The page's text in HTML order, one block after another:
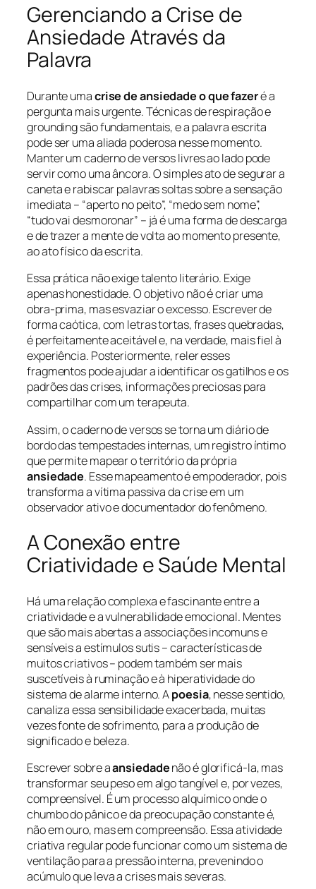
Gerenciando a Crise de
Ansiedade Através da
Palavra
Durante umacrise de ansiedade o que fazeré a
pergunta mais urgente. Técnicas de respiração e
grounding são fundamentais, e a palavra escrita
pode ser uma aliada poderosa nesse momento.
Manter um caderno de versos livres ao lado pode
servir como uma âncora. O simples ato de segurar a
caneta e rabiscar palavras soltas sobre a sensação
imediata – “aperto no peito”, “medo sem nome”,
“tudo vai desmoronar” – já é uma forma de descarga
e de trazer a mente de volta ao momento presente,
ao ato físico da escrita.
Essa prática não exige talento literário. Exige
apenas honestidade. O objetivo não é criar uma
obra-prima, mas esvaziar o excesso. Escrever de
forma caótica, com letras tortas, frases quebradas,
é perfeitamente aceitável e, na verdade, mais fiel à
experiência. Posteriormente, reler esses
fragmentos pode ajudar a identificar os gatilhos e os
padrões das crises, informações preciosas para
compartilhar com um terapeuta.
Assim, o caderno de versos se torna um diário de
bordo das tempestades internas, um registro íntimo
que permite mapear o território da própria
ansiedade. Esse mapeamento é empoderador, pois
transforma a vítima passiva da crise em um
observador ativo e documentador do fenômeno.
A Conexão entre
Criatividade e Saúde Mental
Há uma relação complexa e fascinante entre a
criatividade e a vulnerabilidade emocional. Mentes
que são mais abertas a associações incomuns e
sensíveis a estímulos sutis – características de
muitos criativos – podem também ser mais
suscetíveis à ruminação e à hiperatividade do
sistema de alarme interno. Apoesia, nesse sentido,
canaliza essa sensibilidade exacerbada, muitas
vezes fonte de sofrimento, para a produção de
significado e beleza.
Escrever sobre aansiedadenão é glorificá-la, mas
transformar seu peso em algo tangível e, por vezes,
compreensível. É um processo alquímico onde o
chumbo do pânico e da preocupação constante é,
não em ouro, mas em compreensão. Essa atividade
criativa regular pode funcionar como um sistema de
ventilação para a pressão interna, prevenindo o
acúmulo que leva a crises mais severas.